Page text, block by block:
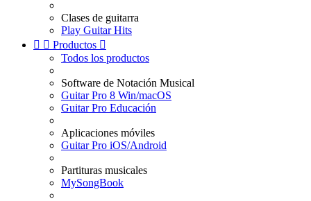
Clases de guitarra
Play Guitar Hits
  Productos 
Todos los productos
Software de Notación Musical
Guitar Pro 8 Win/macOS
Guitar Pro Educación
Aplicaciones móviles
Guitar Pro iOS/Android
Partituras musicales
MySongBook